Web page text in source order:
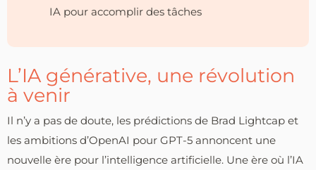
IA pour accomplir des tâches
L’IA générative, une révolution
à venir
Il n’y a pas de doute, les prédictions de Brad Lightcap et
les ambitions d’OpenAI pour GPT-5 annoncent une
nouvelle ère pour l’intelligence artificielle. Une ère où l’IA